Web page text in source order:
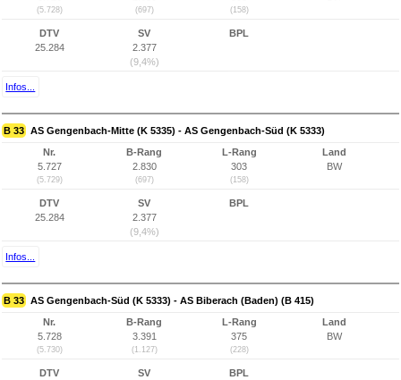
(5.728) (697) (158)
DTV
25.284
SV
2.377
(9,4%)
BPL
Infos...
B 33 AS Gengenbach-Mitte (K 5335) - AS Gengenbach-Süd (K 5333)
Nr.
5.727
(5.729)
B-Rang
2.830
(697)
L-Rang
303
(158)
Land
BW
DTV
25.284
SV
2.377
(9,4%)
BPL
Infos...
B 33 AS Gengenbach-Süd (K 5333) - AS Biberach (Baden) (B 415)
Nr.
5.728
(5.730)
B-Rang
3.391
(1.127)
L-Rang
375
(228)
Land
BW
DTV
SV
BPL